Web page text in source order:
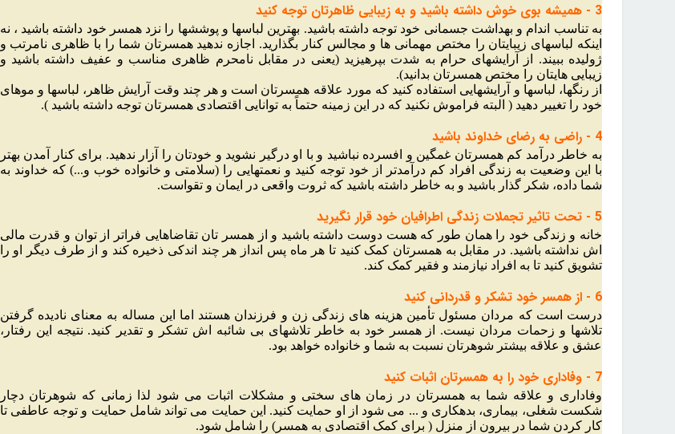
3 - همیشه بوی خوش داشته باشید و به زیبایی ظاهرتان توجه کنید
به تناسب اندام و بهداشت جسمانی خود توجه داشته باشید. بهترین لباسها و پوششها را نزد همسر خود داشته باشید ، نه
اینکه لباسهای زیبایتان را مختص مهمانی ها و مجالس کنار بگذارید. اجازه ندهید همسرتان شما را با ظاهری نامرتب و
ژولیده ببیند. از آرایشهای حرام به شدت بپرهیزید (یعنی در مقابل نامحرم ظاهری مناسب و عفیف داشته باشید و
زیبایی هایتان را مختص همسرتان بدانید).
از رنگها، لباسها و آرایشهایی استفاده کنید که مورد علاقه همسرتان است و هر چند وقت آرایش ظاهر، لباسها و موهای
خود را تغییر دهید ( البته فراموش نکنید که در این زمینه حتماً به توانایی اقتصادی همسرتان توجه داشته باشید ).
4 - راضی به رضای خداوند باشید
به خاطر درآمد کم همسرتان غمگین و افسرده نباشید و با او درگیر نشوید و خودتان را آزار ندهید. برای کنار آمدن بهتر
با این وضعیت به زندگی افراد کم درآمدتر از خود توجه کنید و نعمتهایی را (سلامتی و خانواده خوب و...) که خداوند به
شما داده، شکر گذار باشید و به خاطر داشته باشید که ثروت واقعی در ایمان و تقواست.
5 - تحت تاثیر تجملات زندگی اطرافیان خود قرار نگیرید
خانه و زندگی خود را همان طور که هست دوست داشته باشید و از همسر تان تقاضاهایی فراتر از توان و قدرت مالی
اش نداشته باشید. در مقابل به همسرتان کمک کنید تا هر ماه پس انداز هر چند اندکی ذخیره کند و از طرف دیگر او را
تشویق کنید تا به افراد نیازمند و فقیر کمک کند.
6 - از همسر خود تشکر و قدردانی کنید
درست است که مردان مسئول تأمین هزینه های زندگی زن و فرزندان هستند اما این مساله به معنای نادیده گرفتن
تلاشها و زحمات مردان نیست. از همسر خود به خاطر تلاشهای بی شائبه اش تشکر و تقدیر کنید. نتیجه این رفتار،
عشق و علاقه بیشتر شوهرتان نسبت به شما و خانواده خواهد بود.
7 - وفاداری خود را به همسرتان اثبات کنید
وفاداری و علاقه شما به همسرتان در زمان های سختی و مشکلات اثبات می شود لذا زمانی که شوهرتان دچار
شکست شغلی، بیماری، بدهکاری و ... می شود از او حمایت کنید. این حمایت می تواند شامل حمایت و توجه عاطفی تا
کار کردن شما در بیرون از منزل ( برای کمک اقتصادی به همسر) را شامل شود.